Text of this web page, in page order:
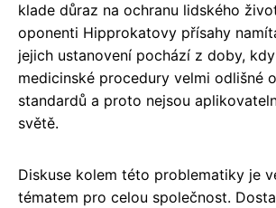
klade důraz na ochranu lidského
oponenti Hipprokatovy přísahy
jejich ustanovení pochází z doby,
medicinské procedury velmi odlišné
standardů a proto nejsou
světě.
Diskuse kolem této problematiky je
tématem pro celou společnost.